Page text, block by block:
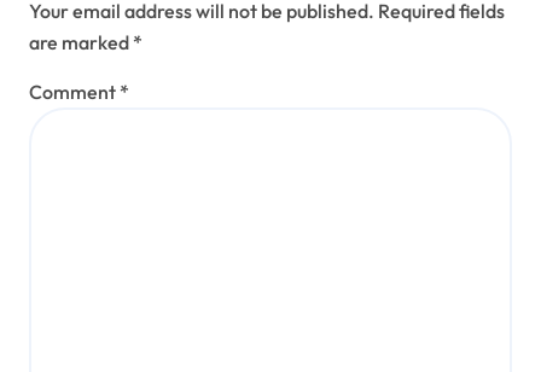
Your email address will not be published. Required fields
are marked *
Comment *